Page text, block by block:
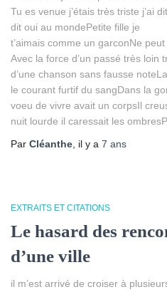
Tu es venue j’étais très triste j’ai
dit oui au mondePetite fille je
t’aimais comme un garconNe
Avec la force d’un passé très loin
d’une chanson sans fausse
le courant furtif du sangDans la
voeu de vivre avait un corpsIl
nuit lourde il caressait les
Par Cléanthe , il y a 7 ans
EXTRAITS ET CITATIONS
Le hasard des
d’une ville
il m’est arrivé de croiser à